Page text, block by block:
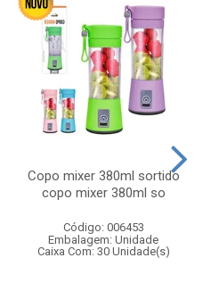
Copo mixer 380ml sortido
copo mixer 380ml so
Código: 006453
Embalagem: Unidade
Caixa Com: 30 Unidade(s)